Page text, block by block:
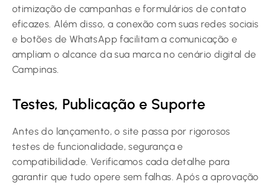
otimização de campanhas e formulários de contato
eficazes. Além disso, a conexão com suas redes sociais
e botões de WhatsApp facilitam a comunicação e
ampliam o alcance da sua marca no cenário digital de
Campinas.
Testes, Publicação e Suporte
Antes do lançamento, o site passa por rigorosos
testes de funcionalidade, segurança e
compatibilidade. Verificamos cada detalhe para
garantir que tudo opere sem falhas. Após a aprovação